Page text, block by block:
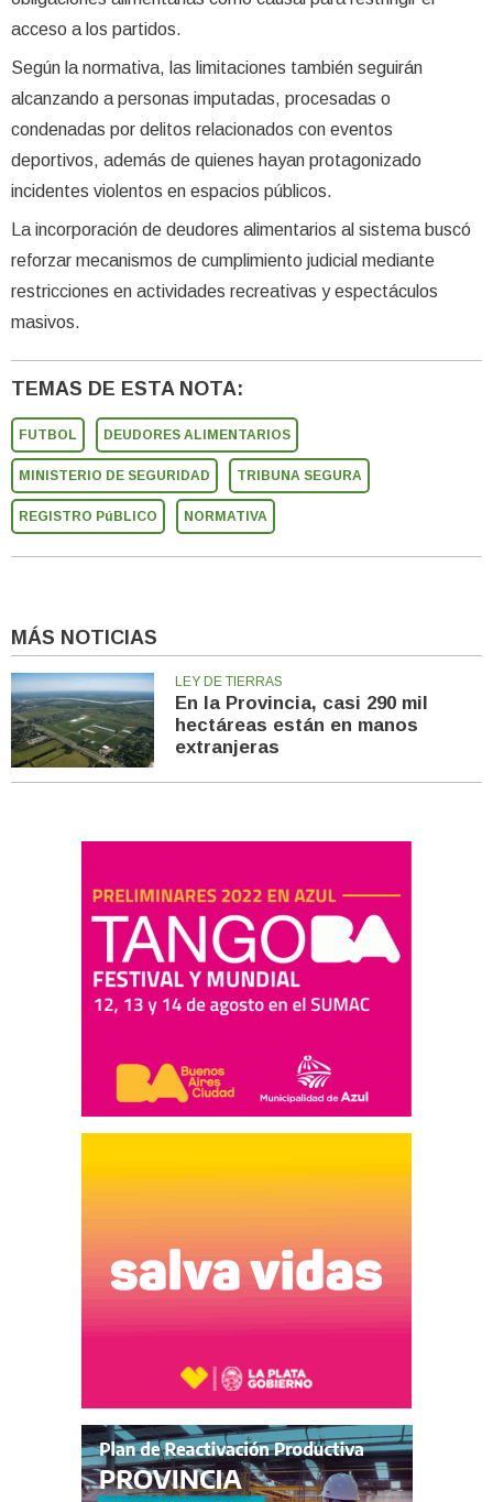
acceso a los partidos.
Según la normativa, las limitaciones también seguirán
alcanzando a personas imputadas, procesadas o
condenadas por delitos relacionados con eventos
deportivos, además de quienes hayan protagonizado
incidentes violentos en espacios públicos.
La incorporación de deudores alimentarios al sistema buscó
reforzar mecanismos de cumplimiento judicial mediante
restricciones en actividades recreativas y espectáculos
masivos.
TEMAS DE ESTA NOTA:
FUTBOL DEUDORES ALIMENTARIOS
MINISTERIO DE SEGURIDAD TRIBUNA SEGURA
REGISTRO PúBLICO NORMATIVA
MÁS NOTICIAS
LEY DE TIERRAS
En la Provincia, casi 290 mil
hectáreas están en manos
extranjeras